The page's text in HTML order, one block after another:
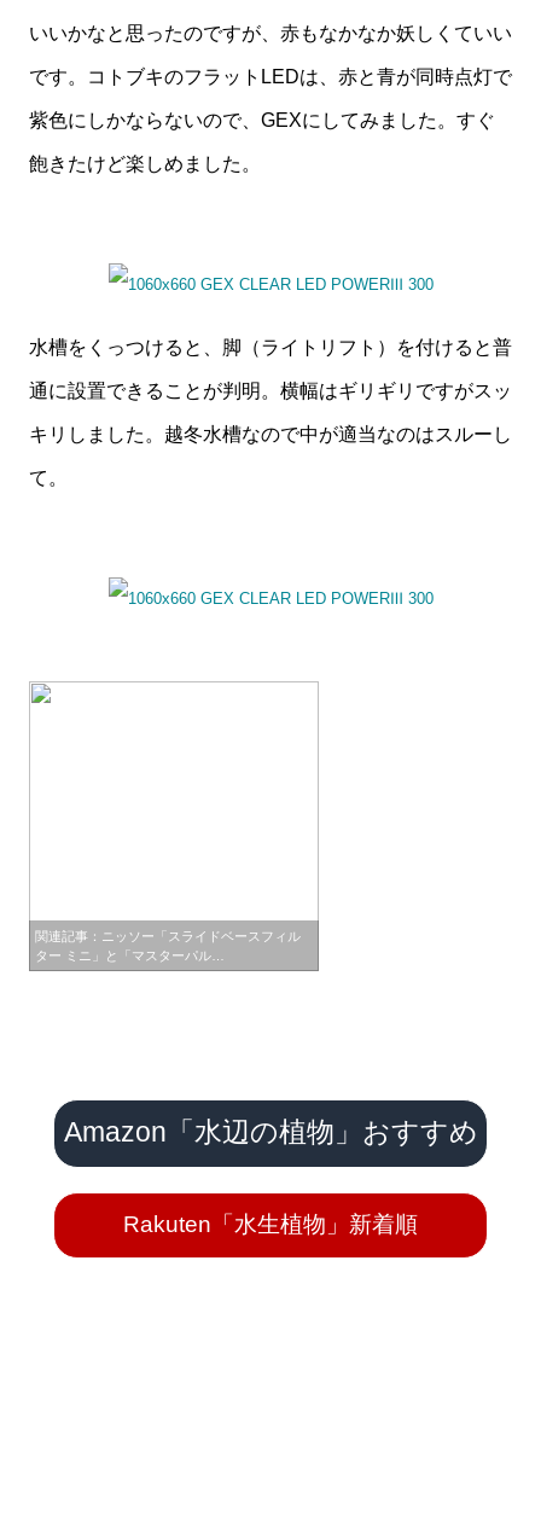
いいかなと思ったのですが、赤もなかなか妖しくていい
です。コトブキのフラットLEDは、赤と青が同時点灯で
紫色にしかならないので、GEXにしてみました。すぐ
飽きたけど楽しめました。
水槽をくっつけると、脚（ライトリフト）を付けると普
通に設置できることが判明。横幅はギリギリですがスッ
キリしました。越冬水槽なので中が適当なのはスルーし
て。
関連記事：ニッソー「スライドベースフィル
ター ミニ」と「マスターパル…
Amazon「水辺の植物」おすすめ
Rakuten「水生植物」新着順